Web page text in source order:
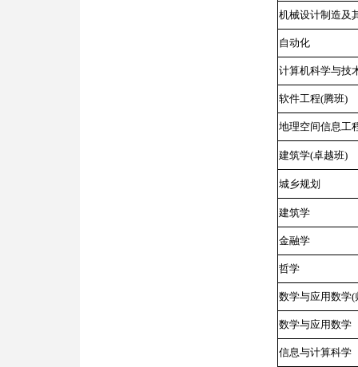
机械设计制造及
自动化
计算机科学与技
软件工程(腾班)
地理空间信息工
建筑学(卓越班)
城乡规划
建筑学
金融学
哲学
数学与应用数学(
数学与应用数学
信息与计算科学